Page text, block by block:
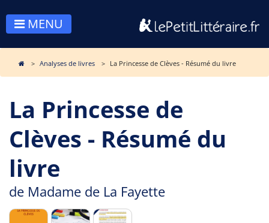
MENU
Analyses de livres La Princesse de Clèves - Résumé du livre
La Princesse de
Clèves - Résumé du
livre
de Madame de La Fayette